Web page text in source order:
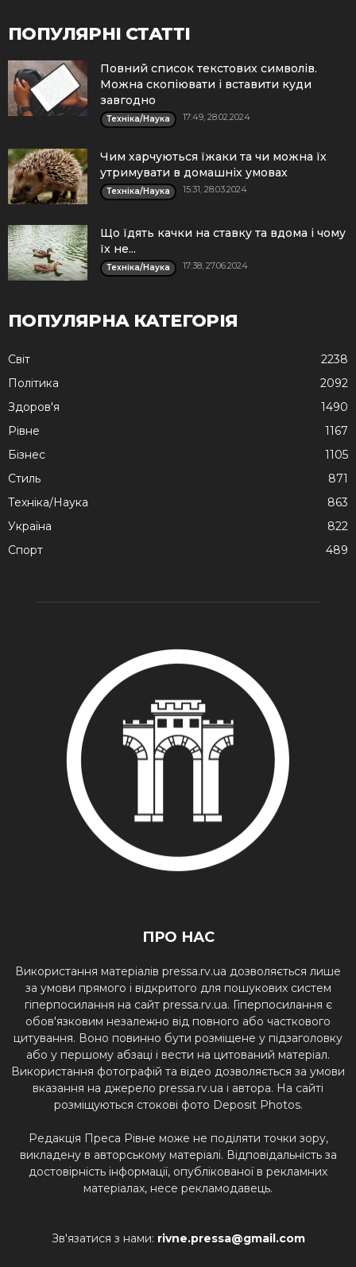
ПОПУЛЯРНІ СТАТТІ
Повний список текстових символів.
Можна скопіювати і вставити куди
завгодно
Техніка/Наука 17:49, 28.02.2024
Чим харчуються їжаки та чи можна їх
утримувати в домашніх умовах
Техніка/Наука 15:31, 28.03.2024
Що їдять качки на ставку та вдома і чому
їх не...
Техніка/Наука 17:38, 27.06.2024
ПОПУЛЯРНА КАТЕГОРІЯ
Cвіт
2238
Політика
2092
Здоров'я
1490
Рівне
1167
Бізнес
1105
Стиль
871
Техніка/Наука
863
Україна
822
Спорт
489
ПРО НАС
Використання матеріалів pressa.rv.ua дозволяється лише
за умови прямого і відкритого для пошукових систем
гіперпосилання на сайт pressa.rv.ua. Гіперпосилання є
обов'язковим незалежно від повного або часткового
цитування. Воно повинно бути розміщене у підзаголовку
або у першому абзаці і вести на цитований матеріал.
Використання фотографій та відео дозволяється за умови
вказання на джерело pressa.rv.ua і автора. На сайті
розміщуються стокові фото Deposit Photos.
Редакція Преса Рівне може не поділяти точки зору,
викладену в авторському матеріалі. Відповідальність за
достовірність інформації, опублікованої в рекламних
матеріалах, несе рекламодавець.
Зв'язатися з нами: rivne.pressa@gmail.com